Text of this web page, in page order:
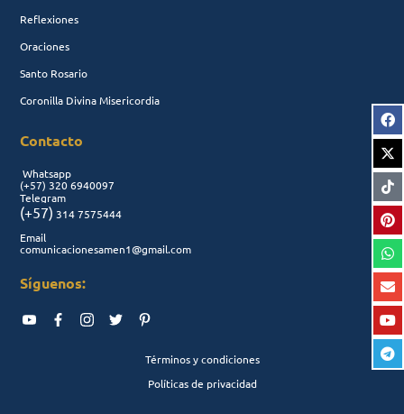
Reflexiones
Oraciones
Santo Rosario
Coronilla Divina Misericordia
Contacto
Whatsapp
(+57) 320 6940097
Telegram
(+57) 314 7575444
Email
comunicacionesamen1@gmail.com
Síguenos:
Términos y condiciones
Políticas de privacidad